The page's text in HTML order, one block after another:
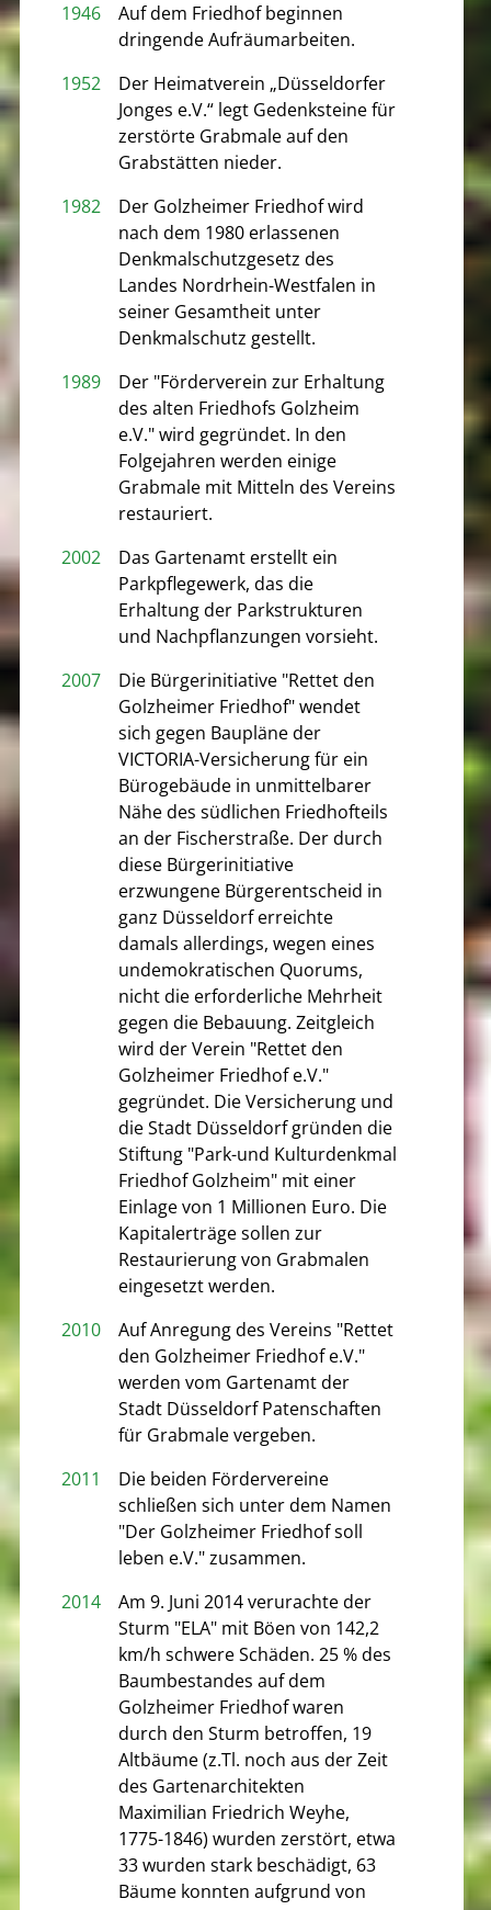
1946
Auf dem Friedhof beginnen
dringende Aufräumarbeiten.
1952
Der Heimatverein „Düsseldorfer
Jonges e.V.“ legt Gedenksteine für
zerstörte Grabmale auf den
Grabstätten nieder.
1982
Der Golzheimer Friedhof wird
nach dem 1980 erlassenen
Denkmalschutzgesetz des
Landes Nordrhein-Westfalen in
seiner Gesamtheit unter
Denkmalschutz gestellt.
1989
Der "Förderverein zur Erhaltung
des alten Friedhofs Golzheim
e.V." wird gegründet. In den
Folgejahren werden einige
Grabmale mit Mitteln des Vereins
restauriert.
2002
Das Gartenamt erstellt ein
Parkpflegewerk, das die
Erhaltung der Parkstrukturen
und Nachpflanzungen vorsieht.
2007
Die Bürgerinitiative "Rettet den
Golzheimer Friedhof" wendet
sich gegen Baupläne der
VICTORIA-Versicherung für ein
Bürogebäude in unmittelbarer
Nähe des südlichen Friedhofteils
an der Fischerstraße. Der durch
diese Bürgerinitiative
erzwungene Bürgerentscheid in
ganz Düsseldorf erreichte
damals allerdings, wegen eines
undemokratischen Quorums,
nicht die erforderliche Mehrheit
gegen die Bebauung. Zeitgleich
wird der Verein "Rettet den
Golzheimer Friedhof e.V."
gegründet. Die Versicherung und
die Stadt Düsseldorf gründen die
Stiftung "Park-und Kulturdenkmal
Friedhof Golzheim" mit einer
Einlage von 1 Millionen Euro. Die
Kapitalerträge sollen zur
Restaurierung von Grabmalen
eingesetzt werden.
2010
Auf Anregung des Vereins "Rettet
den Golzheimer Friedhof e.V."
werden vom Gartenamt der
Stadt Düsseldorf Patenschaften
für Grabmale vergeben.
2011
Die beiden Fördervereine
schließen sich unter dem Namen
"Der Golzheimer Friedhof soll
leben e.V." zusammen.
2014
Am 9. Juni 2014 verurachte der
Sturm "ELA" mit Böen von 142,2
km/h schwere Schäden. 25 % des
Baumbestandes auf dem
Golzheimer Friedhof waren
durch den Sturm betroffen, 19
Altbäume (z.Tl. noch aus der Zeit
des Gartenarchitekten
Maximilian Friedrich Weyhe,
1775-1846) wurden zerstört, etwa
33 wurden stark beschädigt, 63
Bäume konnten aufgrund von